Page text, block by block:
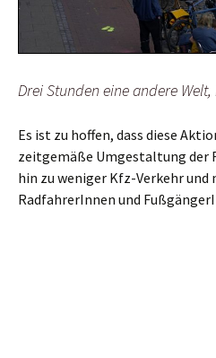
Drei Stunden eine andere
Es ist zu hoffen, dass diese
zeitgemäße Umgestaltung der
hin zu weniger Kfz-Verkehr
RadfahrerInnen und